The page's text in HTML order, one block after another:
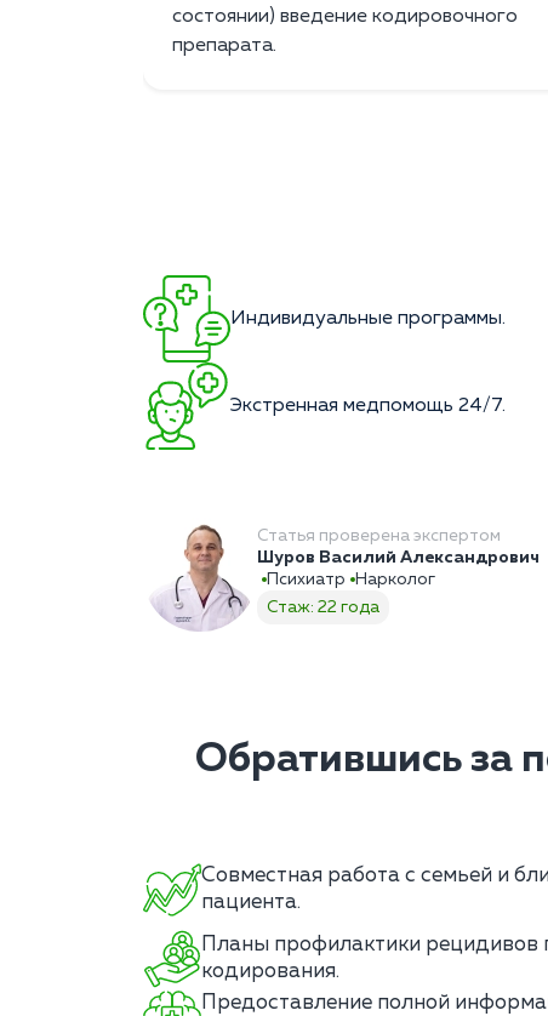
состоянии) введение кодировочного
препарата.
Индивидуальные программы.
Экстренная медпомощь 24/7.
Статья проверена экспертом
Шуров Василий Александрович
Психиатр
Нарколог
Стаж: 22 года
Обратившись за
Совместная работа с семьей и
пациента.
Планы профилактики рецидивов
кодирования.
Предоставление полной